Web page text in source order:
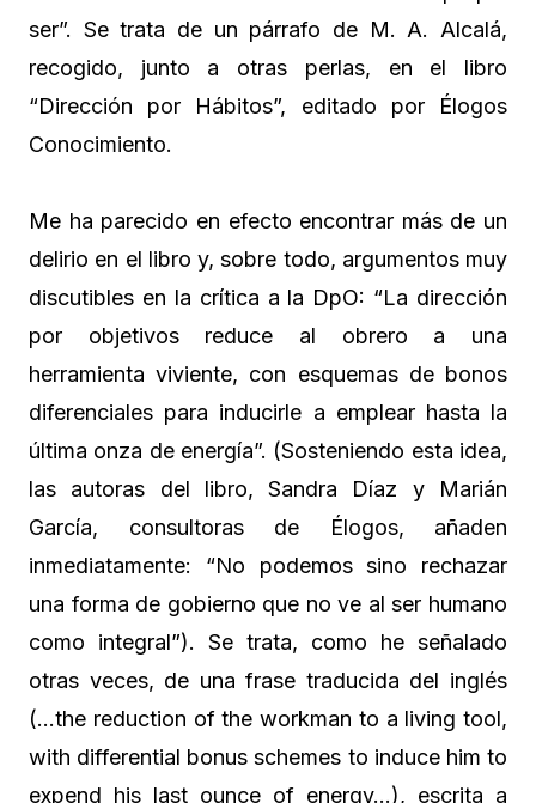
ser”. Se trata de un párrafo de M. A. Alcalá,
recogido, junto a otras perlas, en el libro
“Dirección por Hábitos”, editado por Élogos
Conocimiento.
Me ha parecido en efecto encontrar más de un
delirio en el libro y, sobre todo, argumentos muy
discutibles en la crítica a la DpO: “La dirección
por objetivos reduce al obrero a una
herramienta viviente, con esquemas de bonos
diferenciales para inducirle a emplear hasta la
última onza de energía”. (Sosteniendo esta idea,
las autoras del libro, Sandra Díaz y Marián
García, consultoras de Élogos, añaden
inmediatamente: “No podemos sino rechazar
una forma de gobierno que no ve al ser humano
como integral”). Se trata, como he señalado
otras veces, de una frase traducida del inglés
(…the reduction of the workman to a living tool,
with differential bonus schemes to induce him to
expend his last ounce of energy…), escrita a